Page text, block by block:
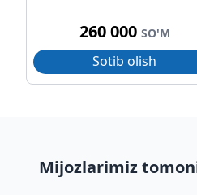
260 000 SO'M
Sotib olish
Mijozlarimiz